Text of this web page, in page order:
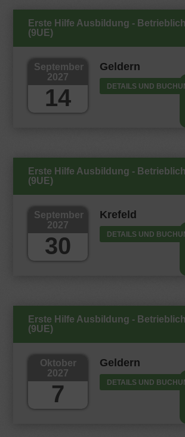
Erste Hilfe Ausbildung -
(9UE)
September
2027
14
Geldern
DETAILS UND
Erste Hilfe Ausbildung -
(9UE)
September
2027
30
Krefeld
DETAILS UND
Erste Hilfe Ausbildung -
(9UE)
Oktober
2027
7
Geldern
DETAILS UND